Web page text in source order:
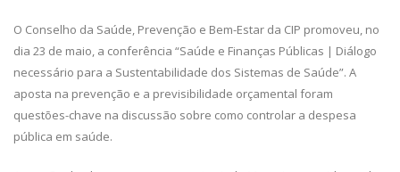
O Conselho da Saúde, Prevenção e Bem-Estar da CIP promoveu, no
dia 23 de maio, a conferência “Saúde e Finanças Públicas | Diálogo
necessário para a Sustentabilidade dos Sistemas de Saúde”. A
aposta na prevenção e a previsibilidade orçamental foram
questões-chave na discussão sobre como controlar a despesa
pública em saúde.